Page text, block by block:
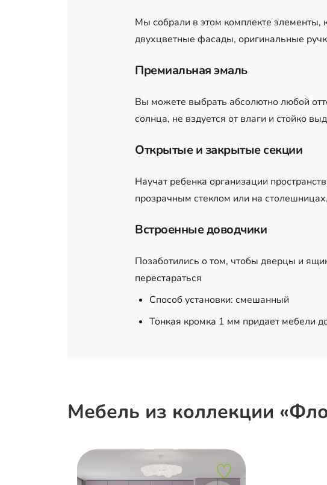
Мы собрали в этом комплекте элементы,
двухцветные фасады, оригинальные
Премиальная эмаль
Вы можете выбрать абсолютно любой
солнца, не вздуется от влаги и стойко
Открытые и закрытые секции
Научат ребенка организации
прозрачным стеклом или на
Встроенные доводчики
Позаботились о том, чтобы дверцы и
перестараться
Способ установки: смешанный
Тонкая кромка 1 мм придает мебели
Мебель из коллекции